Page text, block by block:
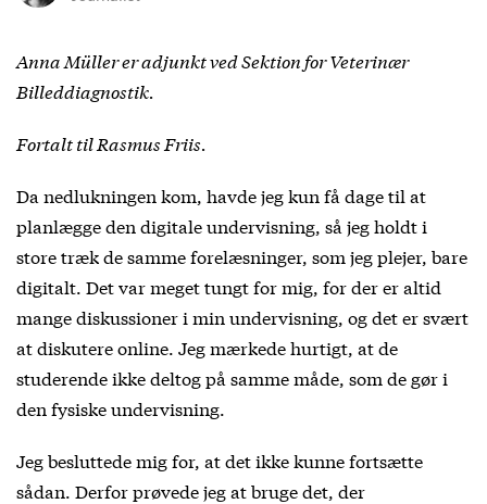
Anna Müller er adjunkt ved Sektion for Veterinær
Billeddiagnostik.
Fortalt til Rasmus Friis.
Da nedlukningen kom, havde jeg kun få dage til at
planlægge den digitale undervisning, så jeg holdt i
store træk de samme forelæsninger, som jeg plejer, bare
digitalt. Det var meget tungt for mig, for der er altid
mange diskussioner i min undervisning, og det er svært
at diskutere online. Jeg mærkede hurtigt, at de
studerende ikke deltog på samme måde, som de gør i
den fysiske undervisning.
Jeg besluttede mig for, at det ikke kunne fortsætte
sådan. Derfor prøvede jeg at bruge det, der